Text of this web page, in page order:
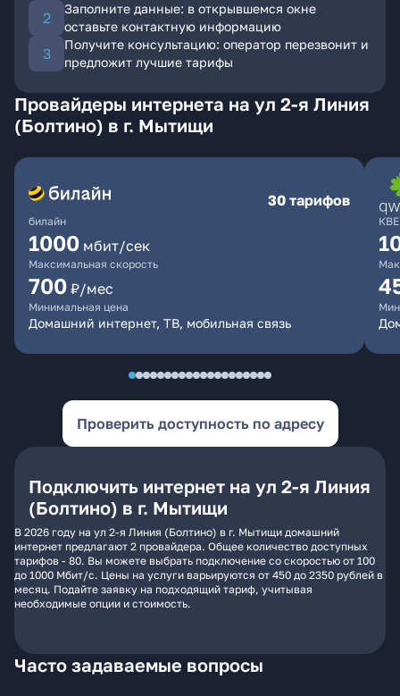
Заполните данные: в открывшемся окне
оставьте контактную информацию
Получите консультацию: оператор перезвонит и
предложит лучшие тарифы
Провайдеры интернета на ул 2-я Линия
(Болтино) в г. Мытищи
билайн
30 тарифов
1000 мбит/сек
Максимальная скорость
700 ₽/мес
Минимальная цена
Домашний интернет, ТВ, мобильная связь
Проверить доступность по адресу
Подключить интернет на ул 2-я Линия
(Болтино) в г. Мытищи
В 2026 году на ул 2-я Линия (Болтино) в г. Мытищи домашний
интернет предлагают 2 провайдера. Общее количество доступных
тарифов - 80. Вы можете выбрать подключение со скоростью от 100
до 1000 Мбит/с. Цены на услуги варьируются от 450 до 2350 рублей в
месяц. Подайте заявку на подходящий тариф, учитывая
необходимые опции и стоимость.
Часто задаваемые вопросы